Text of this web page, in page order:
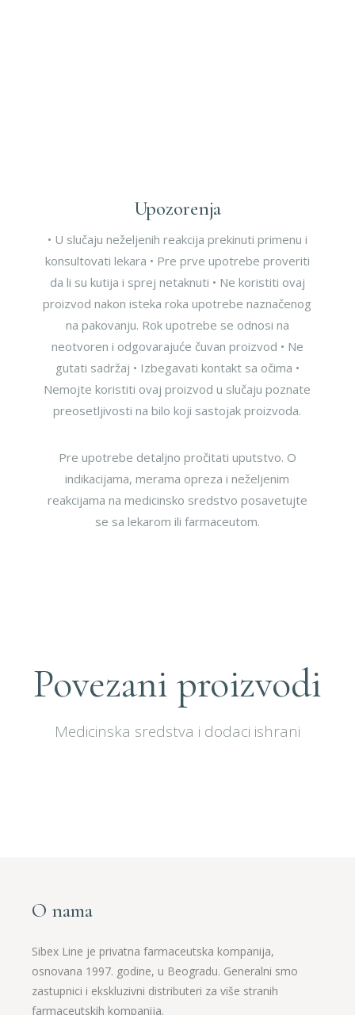
Upozorenja
• U slučaju neželjenih reakcija prekinuti primenu i
konsultovati lekara • Pre prve upotrebe proveriti
da li su kutija i sprej netaknuti • Ne koristiti ovaj
proizvod nakon isteka roka upotrebe naznačenog
na pakovanju. Rok upotrebe se odnosi na
neotvoren i odgovarajuće čuvan proizvod • Ne
gutati sadržaj • Izbegavati kontakt sa očima •
Nemojte koristiti ovaj proizvod u slučaju poznate
preosetljivosti na bilo koji sastojak proizvoda.
Pre upotrebe detaljno pročitati uputstvo. O
indikacijama, merama opreza i neželjenim
reakcijama na medicinsko sredstvo posavetujte
se sa lekarom ili farmaceutom.
Povezani proizvodi
Medicinska sredstva i dodaci ishrani
O nama
Sibex Line je privatna farmaceutska kompanija,
osnovana 1997. godine, u Beogradu. Generalni smo
zastupnici i ekskluzivni distributeri za više stranih
farmaceutskih kompanija.